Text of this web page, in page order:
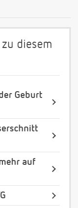
diesem
Geburt
auf